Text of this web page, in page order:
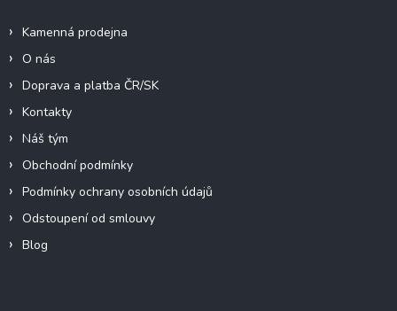
Kamenná prodejna
O nás
Doprava a platba ČR/SK
Kontakty
Náš tým
Obchodní podmínky
Podmínky ochrany osobních údajů
Odstoupení od smlouvy
Blog